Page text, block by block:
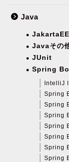
Java
Javaその
JUnit
Spring
IntelliJ
Spring
Spring
Spring
Spring
Spring
Spring
Spring